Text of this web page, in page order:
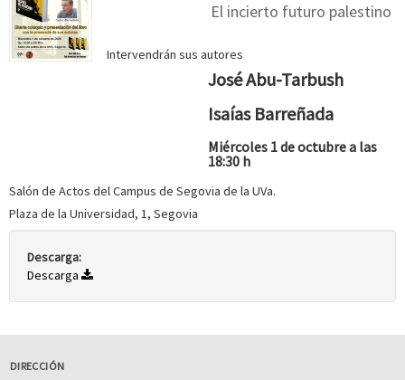
El incierto futuro palestino
Intervendrán sus autores
José Abu-Tarbush
Isaías Barreñada
Miércoles 1 de octubre a las
18:30 h
Salón de Actos del Campus de Segovia de la UVa.
Plaza de la Universidad, 1, Segovia
Descarga:
Descarga
DIRECCIÓN